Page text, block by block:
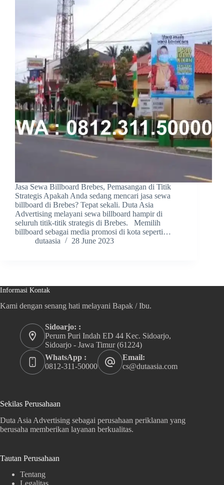
Jasa Sewa Billboard Brebes, Pemasangan di Titik
Strategis Apakah Anda sedang mencari jasa sewa
billboard di Brebes? Tepat sekali. Duta Asia
Advertising melayani sewa billboard hampir di
seluruh titik-titik strategis di Brebes. Memilih
billboard sebagai media promosi di kota seperti…
dutaasia
28 June 2023
Informasi Kontak
Kami dengan senang hati melayani Bapak / Ibu.
Sidoarjo: :
Perum Puri Indah ED 44 Kec. Sidoarjo,
Sidoarjo - Jawa Timur (61224)
WhatsApp :
0812-311-50000
Email:
cs@dutaasia.com
Sekilas Perusahaan
Duta Asia Advertising sebagai perusahaan periklanan yang
berusaha memberikan layanan berkualitas.
Tautan Perusahaan
Tentang